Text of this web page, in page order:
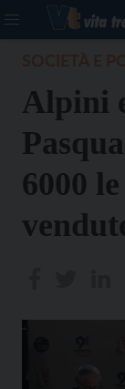
Alpini
6000